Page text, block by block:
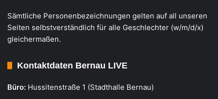
Sämtliche Personenbezeichnungen gelten auf all unseren
Seiten selbstverständlich für alle Geschlechter (w/m/d/x)
gleichermaßen.
Kontaktdaten Bernau LIVE
Büro: Hussitenstraße 1 (Stadthalle Bernau)